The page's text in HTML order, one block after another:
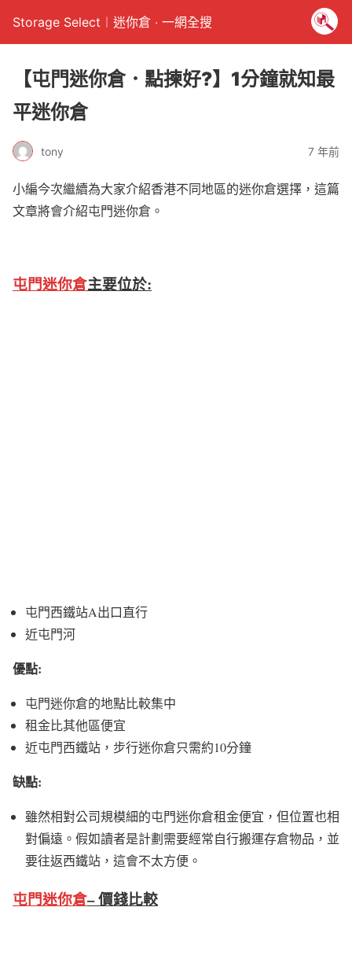
Storage Select︱迷你倉 ‧ 一網全搜
【屯門迷你倉．點揀好?】1分鐘就知最
平迷你倉
tony 7 年前
小編今次繼續為大家介紹香港不同地區的迷你倉選擇，這篇
文章將會介紹屯門迷你倉。
屯門迷你倉主要位於:
屯門西鐵站A出口直行
近屯門河
優點:
屯門迷你倉的地點比較集中
租金比其他區便宜
近屯門西鐵站，步行迷你倉只需約10分鐘
缺點:
雖然相對公司規模細的屯門迷你倉租金便宜，但位置也相
對偏遠。假如讀者是計劃需要經常自行搬運存倉物品，並
要往返西鐵站，這會不太方便。
屯門迷你倉– 價錢比較